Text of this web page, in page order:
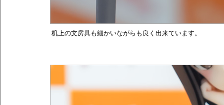
机上の文房具も細かいながらも良く出来ています。